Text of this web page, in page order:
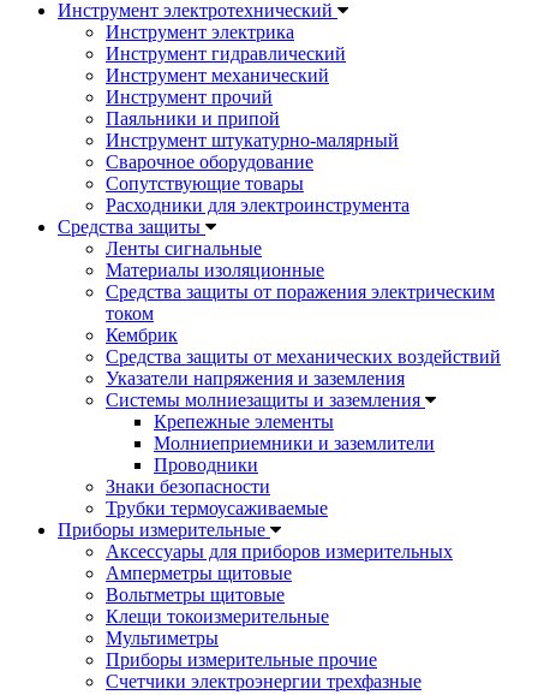
Инструмент электротехнический
Инструмент электрика
Инструмент гидравлический
Инструмент механический
Инструмент прочий
Паяльники и припой
Инструмент штукатурно-малярный
Сварочное оборудование
Сопутствующие товары
Расходники для электроинструмента
Cредства защиты
Ленты сигнальные
Материалы изоляционные
Средства защиты от поражения электрическим
током
Кембрик
Средства защиты от механических воздействий
Указатели напряжения и заземления
Системы молниезащиты и заземления
Крепежные элементы
Молниеприемники и заземлители
Проводники
Знаки безопасности
Трубки термоусаживаемые
Приборы измерительные
Аксессуары для приборов измерительных
Амперметры щитовые
Вольтметры щитовые
Клещи токоизмерительные
Мультиметры
Приборы измерительные прочие
Счетчики электроэнергии трехфазные